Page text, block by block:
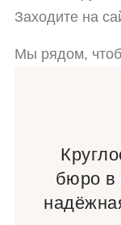
Заходите на
Мы рядом,
бюро в